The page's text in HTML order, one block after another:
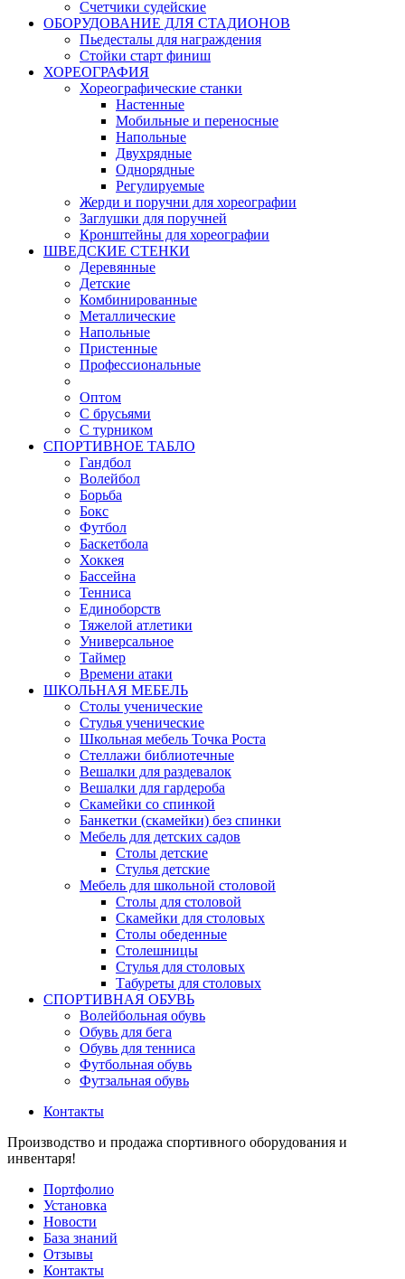
Счетчики судейские
ОБОРУДОВАНИЕ ДЛЯ СТАДИОНОВ
Пьедесталы для награждения
Стойки старт финиш
ХОРЕОГРАФИЯ
Хореографические станки
Настенные
Мобильные и переносные
Напольные
Двухрядные
Однорядные
Регулируемые
Жерди и поручни для хореографии
Заглушки для поручней
Кронштейны для хореографии
ШВЕДСКИЕ СТЕНКИ
Деревянные
Детские
Комбинированные
Металлические
Напольные
Пристенные
Профессиональные
Оптом
С брусьями
С турником
СПОРТИВНОЕ ТАБЛО
Гандбол
Волейбол
Борьба
Бокс
Футбол
Баскетбола
Хоккея
Бассейна
Тенниса
Единоборств
Тяжелой атлетики
Универсальное
Таймер
Времени атаки
ШКОЛЬНАЯ МЕБЕЛЬ
Столы ученические
Стулья ученические
Школьная мебель Точка Роста
Стеллажи библиотечные
Вешалки для раздевалок
Вешалки для гардероба
Скамейки со спинкой
Банкетки (скамейки) без спинки
Мебель для детских садов
Столы детские
Стулья детские
Мебель для школьной столовой
Столы для столовой
Скамейки для столовых
Столы обеденные
Столешницы
Стулья для столовых
Табуреты для столовых
СПОРТИВНАЯ ОБУВЬ
Волейбольная обувь
Обувь для бега
Обувь для тенниса
Футбольная обувь
Футзальная обувь
Контакты
Производство и продажа спортивного оборудования и
инвентаря!
Портфолио
Установка
Новости
База знаний
Отзывы
Контакты